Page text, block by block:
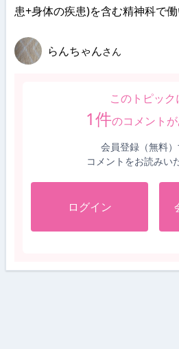
患+身体の疾患)を含む精神科で働
らんちゃんさん
このトピック
1件のコメント
会員登録（無料）
コメントをお読みい
ログイン